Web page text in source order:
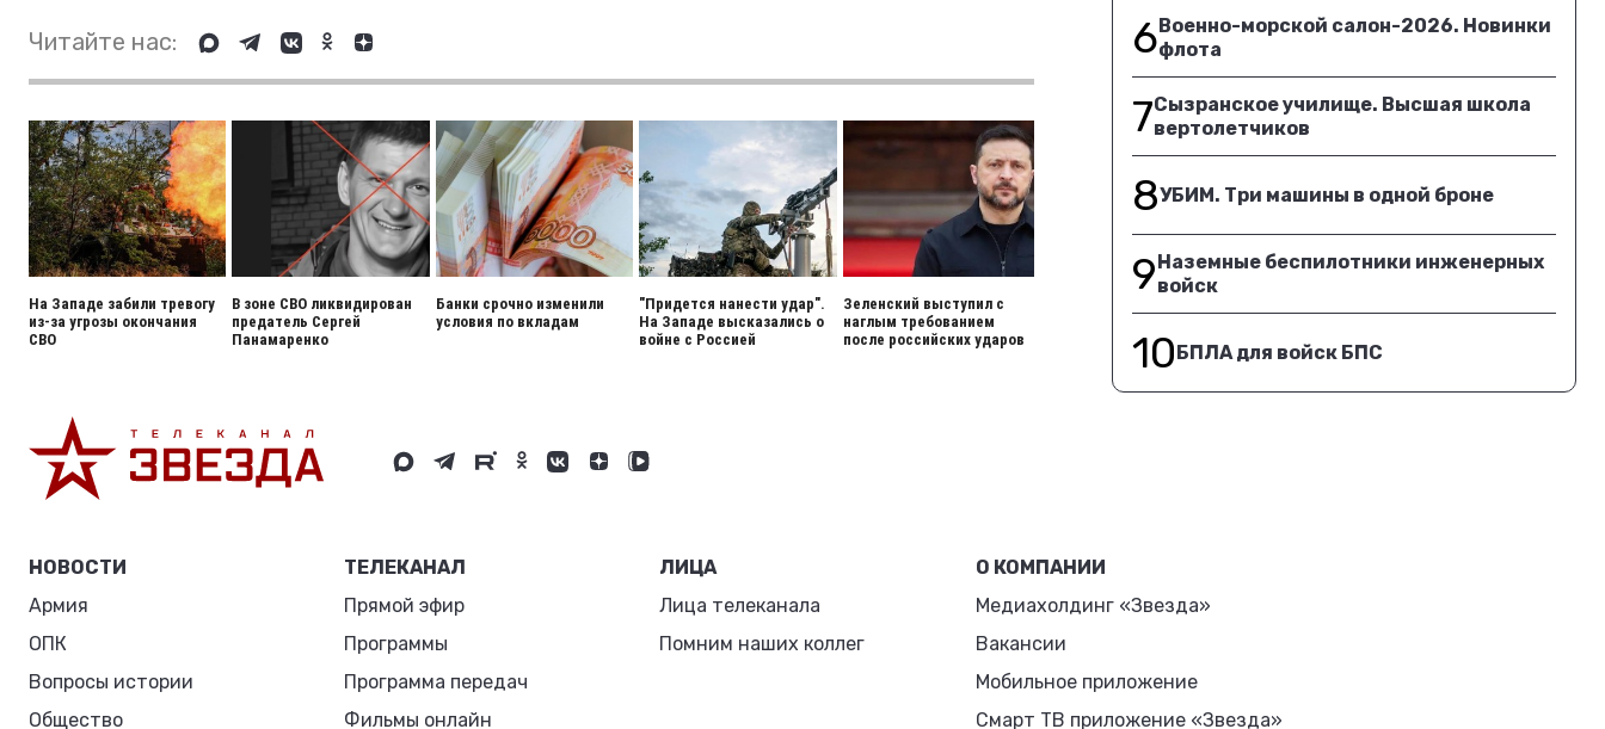
Читайте нас:
На Западе забили тревогу
из-за угрозы окончания
СВО
В зоне СВО ликвидирован
предатель Сергей
Панамаренко
Банки срочно изменили
условия по вкладам
"Придется нанести удар".
На Западе высказались о
войне с Россией
Зеленский выступил с
наглым требованием
после российских ударов
6Военно-морской салон-2026. Новинки
флота
7Сызранское училище. Высшая школа
вертолетчиков
8УБИМ. Три машины в одной броне
9Наземные беспилотники инженерных
войск
10БПЛА для войск БПС
НОВОСТИ
Армия
ОПК
Вопросы истории
Общество
ТЕЛЕКАНАЛ
Прямой эфир
Программы
Программа передач
Фильмы онлайн
ЛИЦА
Лица телеканала
Помним наших коллег
О КОМПАНИИ
Медиахолдинг «Звезда»
Вакансии
Мобильное приложение
Смарт ТВ приложение «Звезда»